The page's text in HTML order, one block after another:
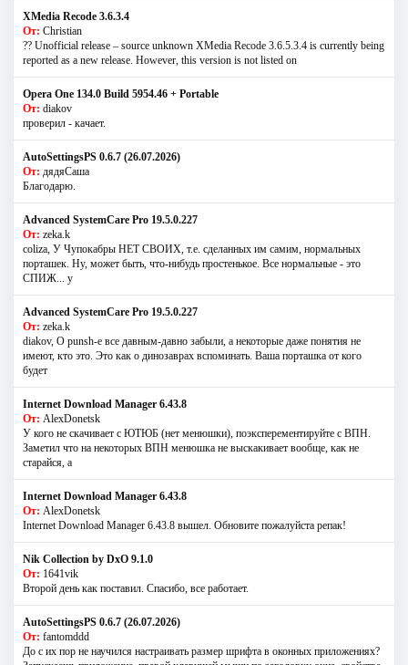
XMedia Recode 3.6.3.4
От: Christian
?? Unofficial release – source unknown XMedia Recode 3.6.5.3.4 is currently being
reported as a new release. However, this version is not listed on
Opera One 134.0 Build 5954.46 + Portable
От: diakov
проверил - качает.
AutoSettingsPS 0.6.7 (26.07.2026)
От: дядяСаша
Благодарю.
Advanced SystemCare Pro 19.5.0.227
От: zeka.k
coliza, У Чупокабры НЕТ СВОИХ, т.е. сделанных им самим, нормальных
порташек. Ну, может быть, что-нибудь простенькое. Все нормальные - это
СПИЖ... у
Advanced SystemCare Pro 19.5.0.227
От: zeka.k
diakov, О punsh-е все давным-давно забыли, а некоторые даже понятия не
имеют, кто это. Это как о динозаврах вспоминать. Ваша порташка от кого
будет
Internet Download Manager 6.43.8
От: AlexDonetsk
У кого не скачивает с ЮТЮБ (нет менюшки), поэксперементируйте с ВПН.
Заметил что на некоторых ВПН менюшка не выскакивает вообще, как не
старайся, а
Internet Download Manager 6.43.8
От: AlexDonetsk
Internet Download Manager 6.43.8 вышел. Обновите пожалуйста репак!
Nik Collection by DxO 9.1.0
От: 1641vik
Второй день как поставил. Спасибо, все работает.
AutoSettingsPS 0.6.7 (26.07.2026)
От: fantomddd
До с их пор не научился настраивать размер шрифта в оконных приложениях?